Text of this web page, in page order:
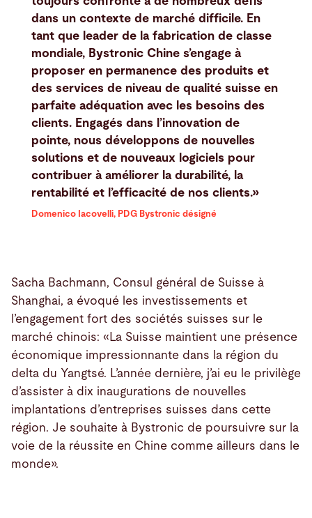
dans un contexte de marché difficile. En
tant que leader de la fabrication de classe
mondiale, Bystronic Chine s’engage à
proposer en permanence des produits et
des services de niveau de qualité suisse en
parfaite adéquation avec les besoins des
clients. Engagés dans l’innovation de
pointe, nous développons de nouvelles
solutions et de nouveaux logiciels pour
contribuer à améliorer la durabilité, la
rentabilité et l’efficacité de nos clients.»
Domenico Iacovelli, PDG Bystronic désigné
Sacha Bachmann, Consul général de Suisse à
Shanghai, a évoqué les investissements et
l’engagement fort des sociétés suisses sur le
marché chinois: «La Suisse maintient une présence
économique impressionnante dans la région du
delta du Yangtsé. L’année dernière, j’ai eu le privilège
d’assister à dix inaugurations de nouvelles
implantations d’entreprises suisses dans cette
région. Je souhaite à Bystronic de poursuivre sur la
voie de la réussite en Chine comme ailleurs dans le
monde».